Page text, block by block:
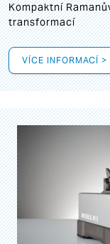
Kompaktní
transformací
VÍCE INFORMACÍ >